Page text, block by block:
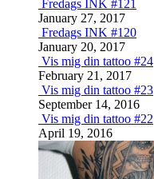
Fredags INK #121
January 27, 2017
Fredags INK #120
January 20, 2017
Vis mig din tattoo #24
February 21, 2017
Vis mig din tattoo #23
September 14, 2016
Vis mig din tattoo #22
April 19, 2016